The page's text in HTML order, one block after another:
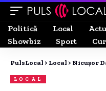
Politică
Local
Showbiz
Sport
PulsLocal > Local > Nicușor Dan, în discuții cu observatorii NATO din
LOCAL